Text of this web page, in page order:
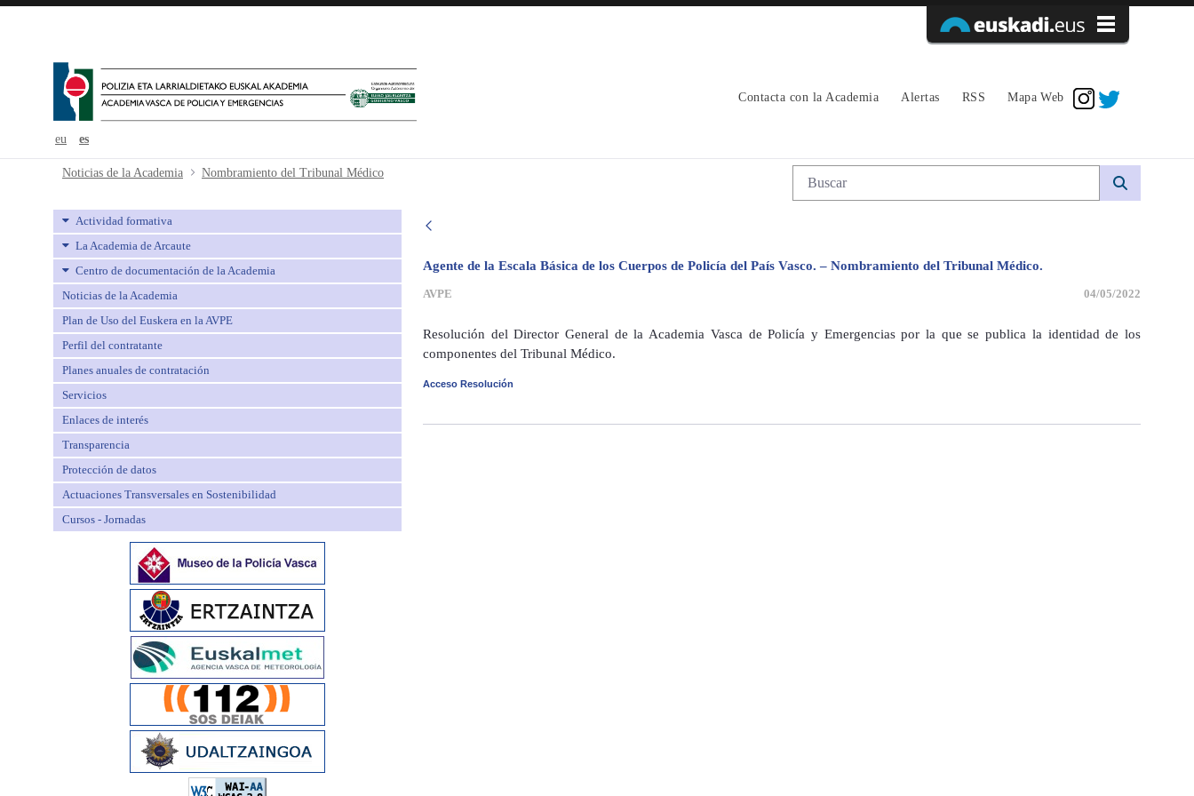
eu es
Contacta con la Academia Alertas RSS Mapa Web
Nombramiento del Tribunal Médico - avpe
Noticias de la Academia Nombramiento del Tribunal Médico Búsqueda web
Actividad formativa
La Academia de Arcaute
Centro de documentación de la Academia
Noticias de la Academia
Plan de Uso del Euskera en la AVPE
Perfil del contratante
Planes anuales de contratación
Servicios
Enlaces de interés
Transparencia
Protección de datos
Actuaciones Transversales en Sostenibilidad
Cursos - Jornadas
Agente de la Escala Básica de los Cuerpos de Policía del País Vasco. – Nombramiento del Tribunal Médico.
AVPE 04/05/2022
Resolución del Director General de la Academia Vasca de Policía y Emergencias por la que se publica la identidad de los
componentes del Tribunal Médico.
Acceso Resolución